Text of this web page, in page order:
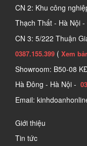
CN 2: Khu công
Thạch Thất - Hà Nội -
CN 3: 5/222 Thuận
0387.155.399 ( Xem
Showroom: B50-08
Hà Đông - Hà Nội -
Email:
Giới thiệu
Tin tức